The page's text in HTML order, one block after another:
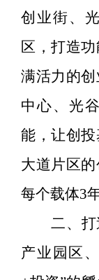
创业街、
区，打造
满活力的创
中心、光
能，让创
大道片区
每个载体3
二、打
产业园区、